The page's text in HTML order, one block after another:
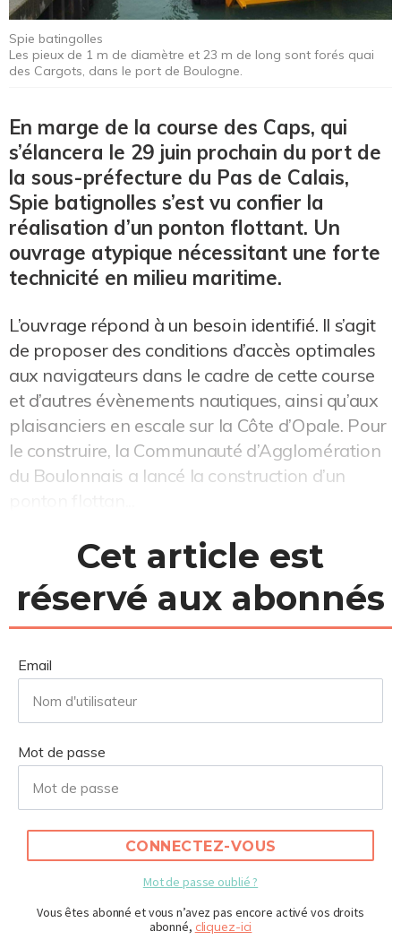
Spie batingolles
Les pieux de 1 m de diamètre et 23 m de long sont forés quai
des Cargots, dans le port de Boulogne.
En marge de la course des Caps, qui
s’élancera le 29 juin prochain du port de
la sous-préfecture du Pas de Calais,
Spie batignolles s’est vu confier la
réalisation d’un ponton flottant. Un
ouvrage atypique nécessitant une forte
technicité en milieu maritime.
L’ouvrage répond à un besoin identifié. Il s’agit
de proposer des conditions d’accès optimales
aux navigateurs dans le cadre de cette course
et d’autres évènements nautiques, ainsi qu’aux
plaisanciers en escale sur la Côte d’Opale. Pour
le construire, la Communauté d’Agglomération
du Boulonnais a lancé la construction d’un
Cet article est
réservé aux abonnés
Email
Mot de passe
CONNECTEZ-VOUS
Mot de passe oublié ?
Vous êtes abonné et vous n’avez pas encore activé vos droits
abonné, cliquez-ici